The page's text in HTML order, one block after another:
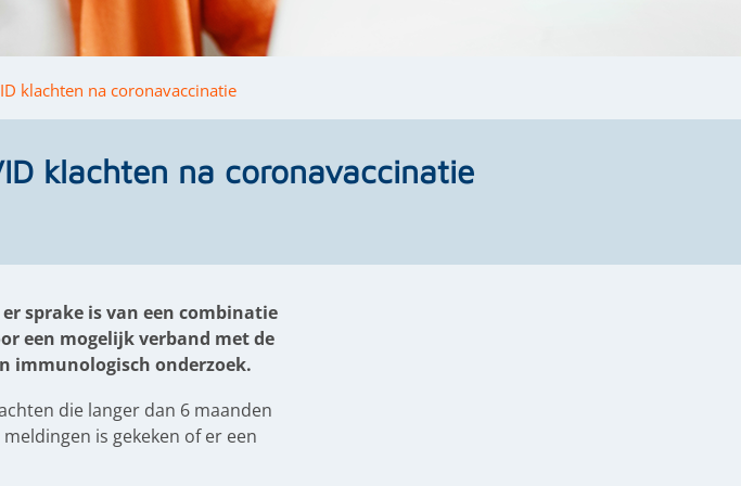
klachten na coronavaccinatie
klachten na coronavaccinatie
sprake is van een combinatie
een mogelijk verband met de
immunologisch onderzoek.
die langer dan 6 maanden
is gekeken of er een